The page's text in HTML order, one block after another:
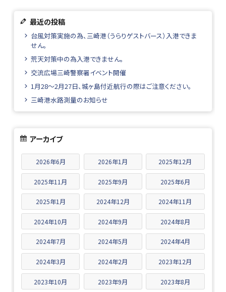
最近の投稿
台風対策実施の為、三崎港（うらりゲストバース）入港できま
せん。
荒天対策中の為入港できません。
交流広場三崎警察署イベント開催
1月28～2月27日、城ヶ島付近航行の際はご注意ください。
三崎港水路測量のお知らせ
アーカイブ
2026年6月 2026年1月 2025年12月
2025年11月 2025年9月 2025年6月
2025年1月 2024年12月 2024年11月
2024年10月 2024年9月 2024年8月
2024年7月 2024年5月 2024年4月
2024年3月 2024年2月 2023年12月
2023年10月 2023年9月 2023年8月